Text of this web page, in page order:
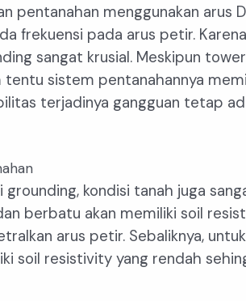
pentanahan menggunakan arus
frekuensi pada arus petir.
sangat krusial. Meskipun
tentu sistem pentanahannya
terjadinya gangguan tetap
grounding, kondisi tanah juga
berbatu akan memiliki soil
arus petir. Sebaliknya,
soil resistivity yang rendah